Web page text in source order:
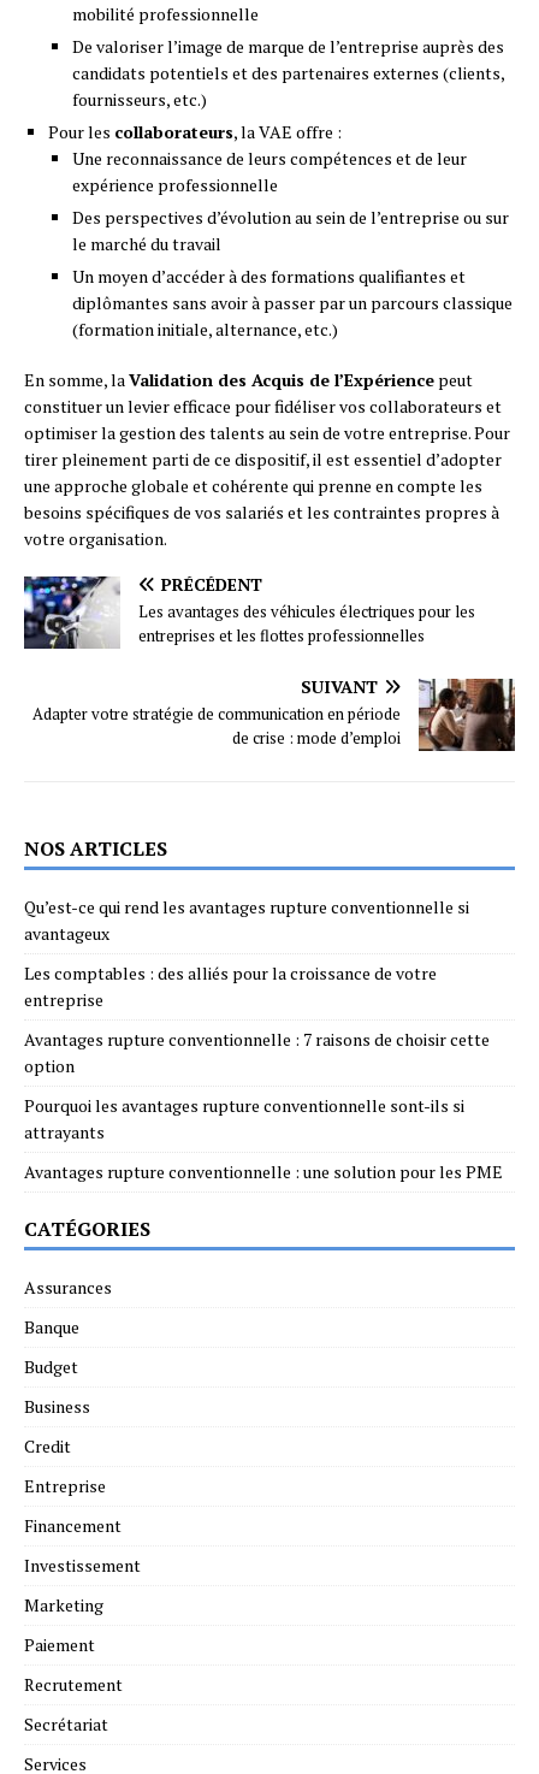
mobilité professionnelle
De valoriser l’image de marque de l’entreprise auprès des
candidats potentiels et des partenaires externes (clients,
fournisseurs, etc.)
Pour les collaborateurs, la VAE offre :
Une reconnaissance de leurs compétences et de leur
expérience professionnelle
Des perspectives d’évolution au sein de l’entreprise ou sur
le marché du travail
Un moyen d’accéder à des formations qualifiantes et
diplômantes sans avoir à passer par un parcours classique
(formation initiale, alternance, etc.)
En somme, la Validation des Acquis de l’Expérience peut
constituer un levier efficace pour fidéliser vos collaborateurs et
optimiser la gestion des talents au sein de votre entreprise. Pour
tirer pleinement parti de ce dispositif, il est essentiel d’adopter
une approche globale et cohérente qui prenne en compte les
besoins spécifiques de vos salariés et les contraintes propres à
votre organisation.
PRÉCÉDENT
Les avantages des véhicules électriques pour les
entreprises et les flottes professionnelles
SUIVANT
Adapter votre stratégie de communication en période
de crise : mode d’emploi
NOS ARTICLES
Qu’est-ce qui rend les avantages rupture conventionnelle si
avantageux
Les comptables : des alliés pour la croissance de votre
entreprise
Avantages rupture conventionnelle : 7 raisons de choisir cette
option
Pourquoi les avantages rupture conventionnelle sont-ils si
attrayants
Avantages rupture conventionnelle : une solution pour les PME
CATÉGORIES
Assurances
Banque
Budget
Business
Credit
Entreprise
Financement
Investissement
Marketing
Paiement
Recrutement
Secrétariat
Services